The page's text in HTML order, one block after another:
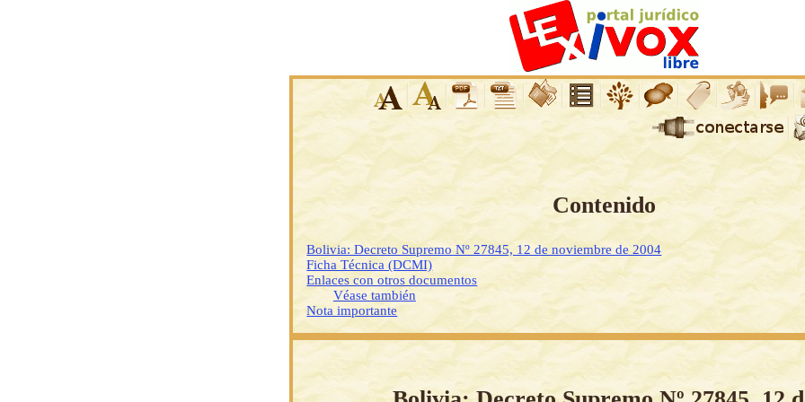
Contenido
Bolivia: Decreto Supremo Nº 27845, 12 de noviembre de 2004
Ficha Técnica (DCMI)
Enlaces con otros documentos
Véase también
Nota importante